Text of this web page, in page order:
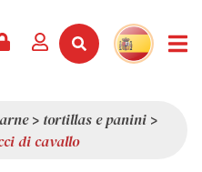
> tortillas e panini >
di cavallo